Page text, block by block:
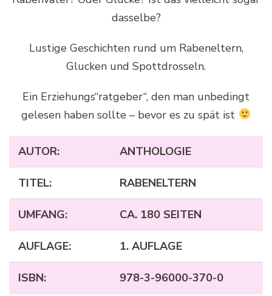
dasselbe?
Lustige Geschichten rund um Rabeneltern,
Glucken und Spottdrosseln.
Ein Erziehungs“ratgeber“, den man unbedingt
gelesen haben sollte – bevor es zu spät ist
AUTOR: ANTHOLOGIE
TITEL: RABENELTERN
UMFANG: CA. 180 SEITEN
AUFLAGE: 1. AUFLAGE
ISBN: 978-3-96000-370-0